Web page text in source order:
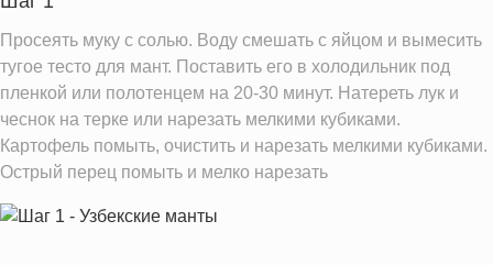
Сахар
Натрий
4.5 мг
Магний
27.8 мг
Кальций
Железо
5.5 мг
Калий
Просеять муку с солью. Воду смешать с яйцом и вымесить
тугое тесто для мант. Поставить его в холодильник под
пленкой или полотенцем на 20-30 минут. Натереть лук и
чеснок на терке или нарезать мелкими кубиками.
Картофель помыть, очистить и нарезать мелкими кубиками.
Острый перец помыть и мелко нарезать